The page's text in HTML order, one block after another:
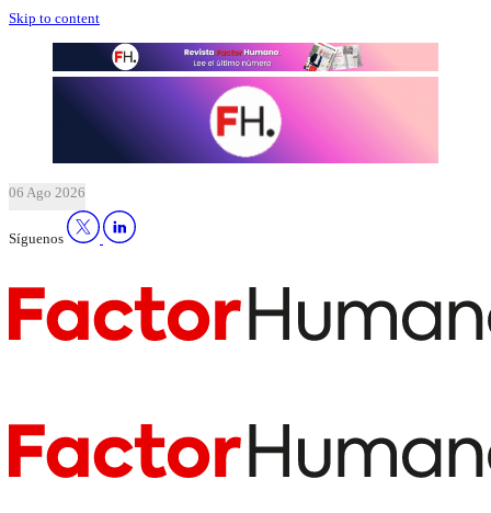
Skip to content
06 Ago 2026
Síguenos